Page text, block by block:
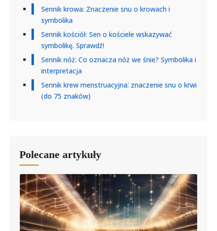
Sennik krowa: Znaczenie snu o krowach i
symbolika
Sennik kościół: Sen o kościele wskazywać
symbolikę. Sprawdź!
Sennik nóż: Co oznacza nóż we śnie? Symbolika i
interpretacja
Sennik krew menstruacyjna: znaczenie snu o krwi
(do 75 znaków)
Polecane artykuły